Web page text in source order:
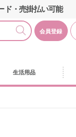
ド・売掛払い可能
会員登録
生活用品